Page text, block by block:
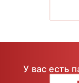
У вас есть